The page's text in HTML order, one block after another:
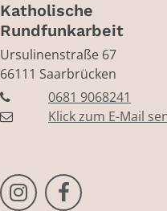
Katholische
Rundfunkarbeit
Ursulinenstraße 67
66111 Saarbrücken
0681 9068241
Klick zum E-Mail
Bistum Trier auf
Bistum